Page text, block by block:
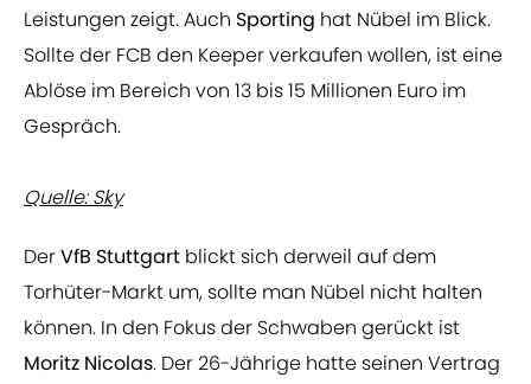
Leistungen zeigt. Auch Sporting hat Nübel im Blick.
Sollte der FCB den Keeper verkaufen wollen, ist eine
Ablöse im Bereich von 13 bis 15 Millionen Euro im
Gespräch.
Quelle: Sky
DerVfB Stuttgart blickt sich derweil auf dem
Torhüter-Markt um, sollte man Nübel nicht halten
können. In den Fokus der Schwaben gerückt ist
Moritz Nicolas. Der 26-Jährige hatte seinen Vertrag